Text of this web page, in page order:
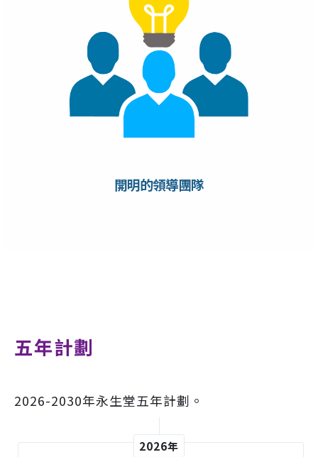
開明的領導團隊
五年計劃
2026-2030年永生堂五年計劃。
2026年